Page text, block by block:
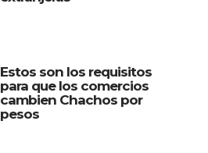
Estos son los requisitos
para que los comercios
cambien Chachos por
pesos